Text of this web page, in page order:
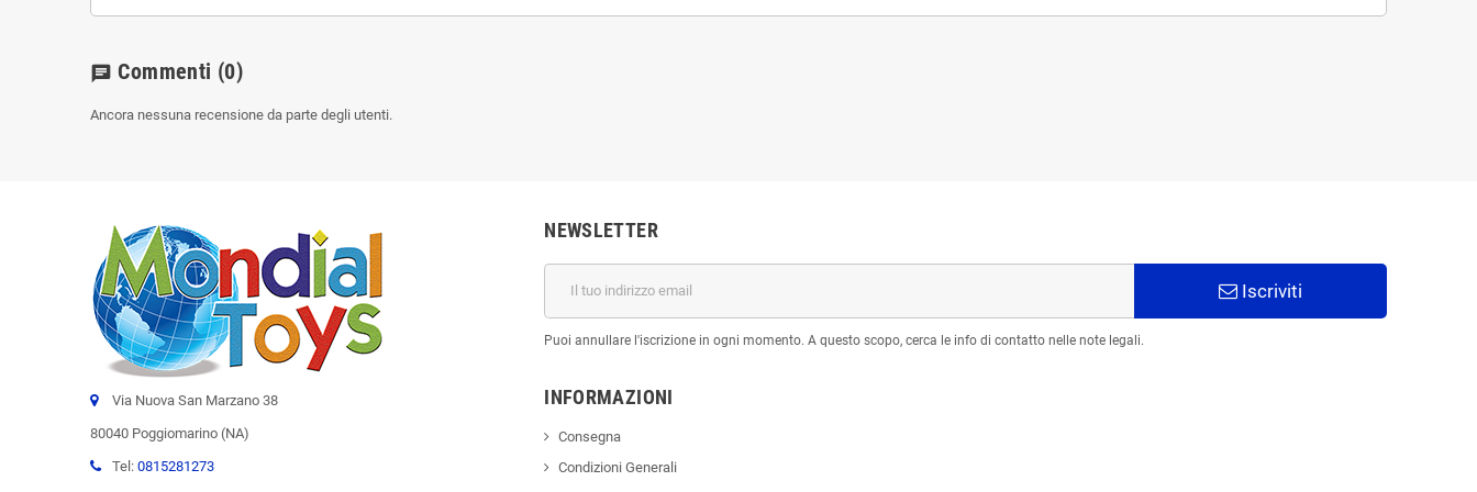
chat Commenti (0)
Ancora nessuna recensione da parte degli utenti.
Via Nuova San Marzano 38
80040 Poggiomarino (NA)
Tel: 0815281273
NEWSLETTER
Iscriviti
Puoi annullare l'iscrizione in ogni momento. A questo scopo, cerca le info di contatto nelle note legali.
INFORMAZIONI
Consegna
Condizioni Generali